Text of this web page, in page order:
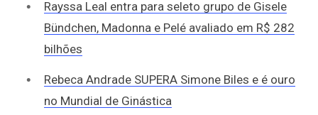
Rayssa Leal entra para seleto grupo de Gisele
Bündchen, Madonna e Pelé avaliado em R$ 282
bilhões
Rebeca Andrade SUPERA Simone Biles e é ouro
no Mundial de Ginástica